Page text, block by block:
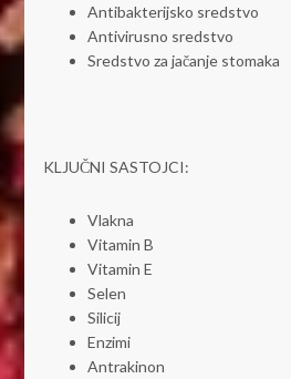
Antibakterijsko sredstvo
Antivirusno sredstvo
Sredstvo za jačanje stomaka
KLJUČNI SASTOJCI:
Vlakna
Vitamin B
Vitamin E
Selen
Silicij
Enzimi
Antrakinon